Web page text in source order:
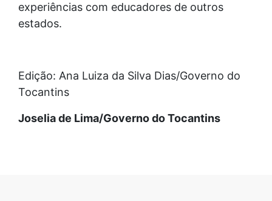
experiências com educadores de outros
estados.
Edição: Ana Luiza da Silva Dias/Governo do
Tocantins
Joselia de Lima/Governo do Tocantins